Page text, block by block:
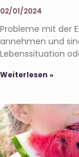
02/01/2024
Probleme mit der
annehmen und
Lebenssituation
Weiterlesen »